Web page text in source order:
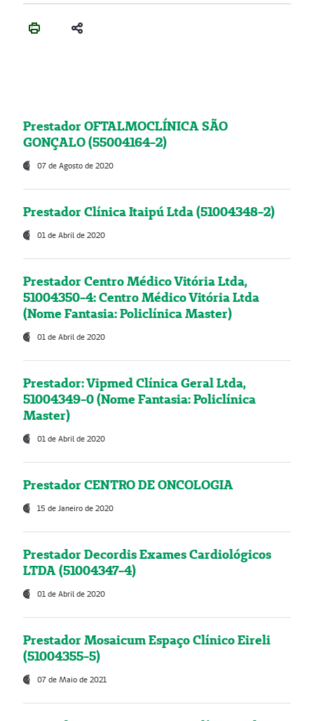
Prestador OFTALMOCLÍNICA SÃO
GONÇALO (55004164-2)
07 de Agosto de 2020
Prestador Clínica Itaipú Ltda (51004348-2)
01 de Abril de 2020
Prestador Centro Médico Vitória Ltda,
51004350-4: Centro Médico Vitória Ltda
(Nome Fantasia: Policlínica Master)
01 de Abril de 2020
Prestador: Vipmed Clínica Geral Ltda,
51004349-0 (Nome Fantasia: Policlínica
Master)
01 de Abril de 2020
Prestador CENTRO DE ONCOLOGIA
15 de Janeiro de 2020
Prestador Decordis Exames Cardiológicos
LTDA (51004347-4)
01 de Abril de 2020
Prestador Mosaicum Espaço Clínico Eireli
(51004355-5)
07 de Maio de 2021